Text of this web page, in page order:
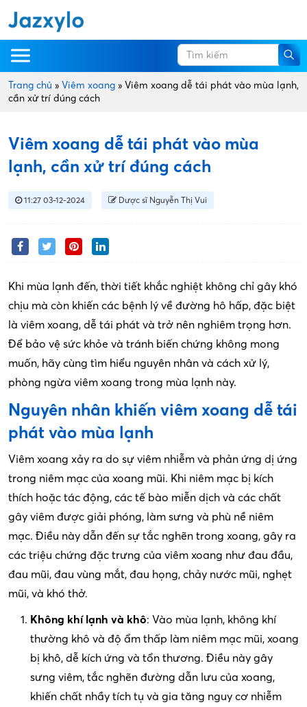
Trang chủ » Viêm xoang » Viêm xoang dễ tái phát vào mùa lạnh,
cần xử trí đúng cách
Viêm xoang dễ tái phát vào mùa
lạnh, cần xử trí đúng cách
11:27 03-12-2024 Dược sĩ Nguyễn Thị Vui
Khi mùa lạnh đến, thời tiết khắc nghiệt không chỉ gây khó
chịu mà còn khiến các bệnh lý về đường hô hấp, đặc biệt
là viêm xoang, dễ tái phát và trở nên nghiêm trọng hơn.
Để bảo vệ sức khỏe và tránh biến chứng không mong
muốn, hãy cùng tìm hiểu nguyên nhân và cách xử lý,
phòng ngừa viêm xoang trong mùa lạnh này.
Nguyên nhân khiến viêm xoang dễ tái
phát vào mùa lạnh
Viêm xoang xảy ra do sự viêm nhiễm và phản ứng dị ứng
trong niêm mạc của xoang mũi. Khi niêm mạc bị kích
thích hoặc tác động, các tế bào miễn dịch và các chất
gây viêm được giải phóng, làm sưng và phù nề niêm
mạc. Điều này dẫn đến sự tắc nghẽn trong xoang, gây ra
các triệu chứng đặc trưng của viêm xoang như đau đầu,
đau mũi, đau vùng mắt, đau họng, chảy nước mũi, nghẹt
mũi, và khó thở.
Không khí lạnh và khô: Vào mùa lạnh, không khí
thường khô và độ ẩm thấp làm niêm mạc mũi, xoang
bị khô, dễ kích ứng và tổn thương. Điều này gây
sưng viêm, tắc nghẽn đường dẫn lưu của xoang,
khiến chất nhầy tích tụ và gia tăng nguy cơ nhiễm